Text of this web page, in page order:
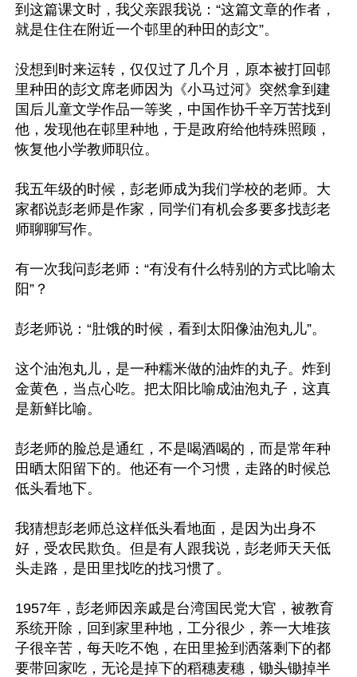
到这篇课文时，我父亲跟我说：“这篇文章的作者，
就是住住在附近一个邨里的种田的彭文”。
没想到时来运转，仅仅过了几个月，原本被打回邨
里种田的彭文席老师因为《小马过河》突然拿到建
国后儿童文学作品一等奖，中国作协千辛万苦找到
他，发现他在邨里种地，于是政府给他特殊照顾，
恢复他小学教师职位。
我五年级的时候，彭老师成为我们学校的老师。大
家都说彭老师是作家，同学们有机会多要多找彭老
师聊聊写作。
有一次我问彭老师：“有没有什么特别的方式比喻太
阳”？
彭老师说：“肚饿的时候，看到太阳像油泡丸儿”。
这个油泡丸儿，是一种糯米做的油炸的丸子。炸到
金黄色，当点心吃。把太阳比喻成油泡丸子，这真
是新鲜比喻。
彭老师的脸总是通红，不是喝酒喝的，而是常年种
田晒太阳留下的。他还有一个习惯，走路的时候总
低头看地下。
我猜想彭老师总这样低头看地面，是因为出身不
好，受农民欺负。但是有人跟我说，彭老师天天低
头走路，是田里找吃的找习惯了。
1957年，彭老师因亲戚是台湾国民党大官，被教育
系统开除，回到家里种地，工分很少，养一大堆孩
子很辛苦，每天吃不饱，在田里捡到洒落剩下的都
要带回家吃，无论是掉下的稻穗麦穗，锄头锄掉半